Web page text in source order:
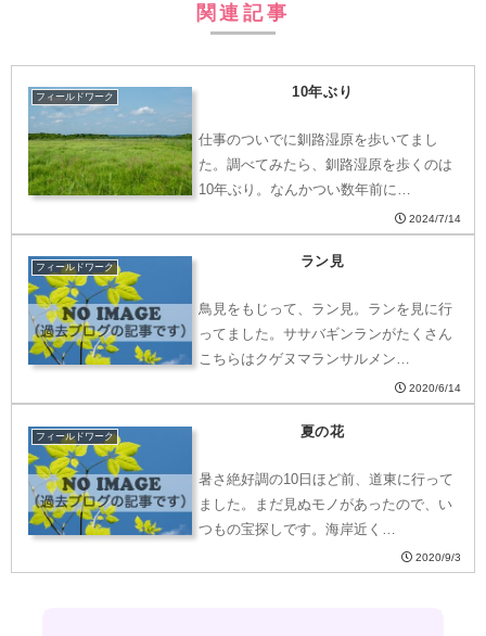
関連記事
フィールドワーク 10年ぶり
仕事のついでに釧路湿原を歩いてまし
た。調べてみたら、釧路湿原を歩くのは
10年ぶり。なんかつい数年前に…
2024/7/14
フィールドワーク ラン見
鳥見をもじって、ラン見。ランを見に行
ってました。ササバギンランがたくさん
こちらはクゲヌマランサルメン…
2020/6/14
フィールドワーク 夏の花
暑さ絶好調の10日ほど前、道東に行って
ました。まだ見ぬモノがあったので、い
つもの宝探しです。海岸近く…
2020/9/3